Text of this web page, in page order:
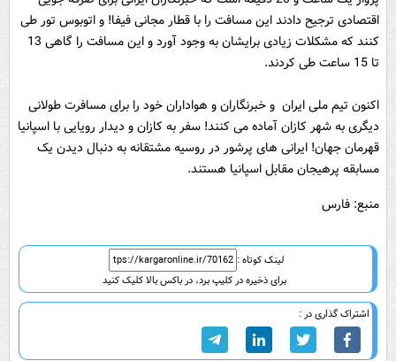
اقتصادی ترجیح دادند این مسافت را با قطار مجانی فیفا! و اتوبوس تور طی
کنند که مشکلات زیادی برایشان به وجود آورد و این مسافت را گاهی 13
تا 15 ساعت طی کردند.
اکنون تیم ملی ایران و خبرنگاران و هواداران خود را برای مسافرت طولانی
دیگری به شهر کازان آماده می کنند! سفر به کازان و دیدار رویایی با اسپانیا
قهرمان جهان! ایرانی های پرشور در روسیه مشتقانه به دنبال دیدن یک
مسابقه پرهیجان مقابل اسپانیا هستند.
منبع: فارس
لینک کوتاه :
برای ذخیره در کلیپ برد، در باکس بالا کلیک کنید
اشتراک گذاری در :